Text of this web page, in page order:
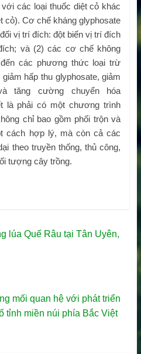
các loại thuốc diệt cỏ khác
cỏ). Cơ chế kháng glyphosate
vị trí đích: đột biến vị trí đích
và (2) các cơ chế không
các phương thức loại trừ
hấp thu glyphosate, giảm
tăng cường chuyển hóa
là phải có một chương trình
chỉ bao gồm phối trộn và
cách hợp lý, mà còn cả các
theo truyền thống, thủ công,
tượng cây trồng.
lúa Quế Râu tại Tân Uyên,
mối quan hệ với phát triển
tỉnh miền núi phía Bắc Việt